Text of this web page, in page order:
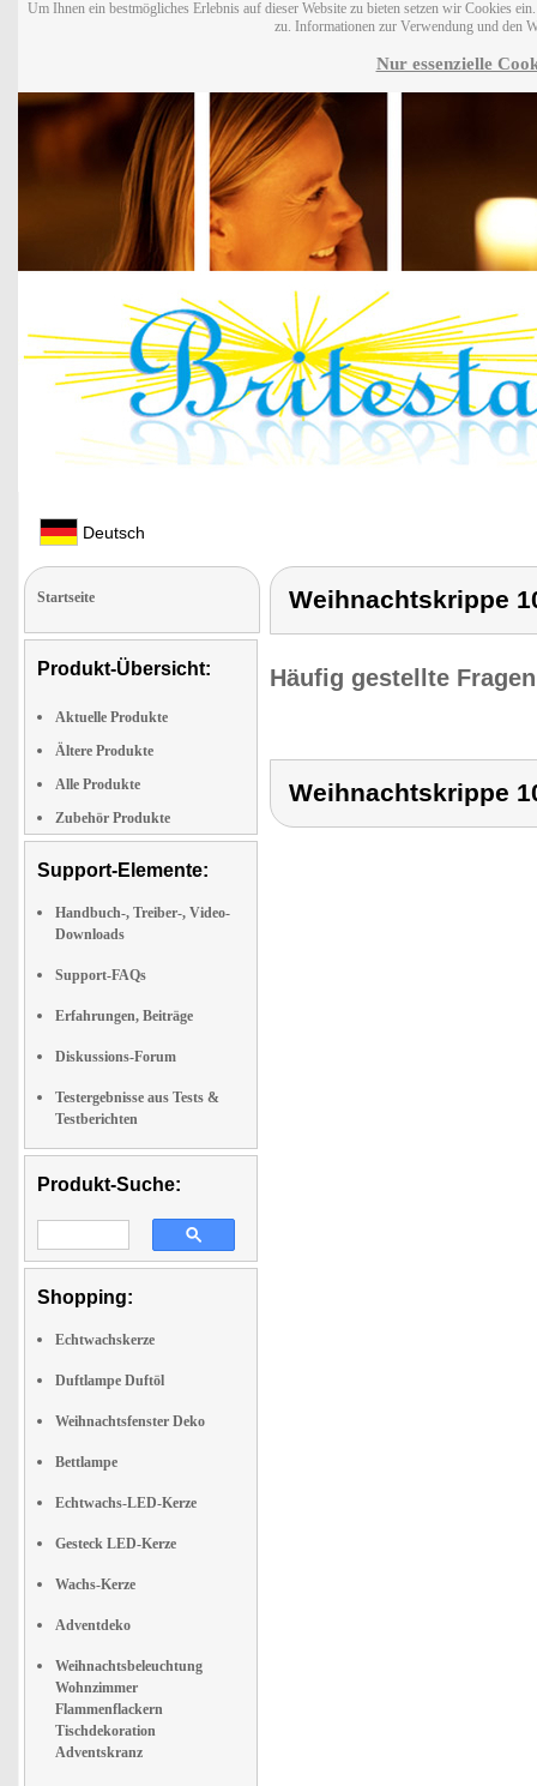
Um Ihnen ein bestmögliches Erlebnis auf dieser Website zu bieten setzen wir Cookies
zu. Informationen zur Verwendung und den
Nur essenzielle
Deutsch
Startseite
Produkt-Übersicht:
Aktuelle Produkte
Ältere Produkte
Alle Produkte
Zubehör Produkte
Support-Elemente:
Handbuch-, Treiber-, Video-
Downloads
Support-FAQs
Erfahrungen, Beiträge
Diskussions-Forum
Testergebnisse aus Tests &
Testberichten
Produkt-Suche:
Shopping:
Echtwachskerze
Duftlampe Duftöl
Weihnachtsfenster Deko
Bettlampe
Echtwachs-LED-Kerze
Gesteck LED-Kerze
Wachs-Kerze
Adventdeko
Weihnachtsbeleuchtung
Wohnzimmer
Flammenflackern
Tischdekoration
Adventskranz
Weihnachtskrippe
Häufig gestellte
Weihnachtskrippe